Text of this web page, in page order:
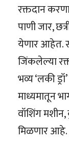
रक्तदान
पाणी जार,
येणार आहेत.
जिंकलेल्या
भव्य ‘लकी
माध्यमातून
वॉशिंग
मिळणार आहे.